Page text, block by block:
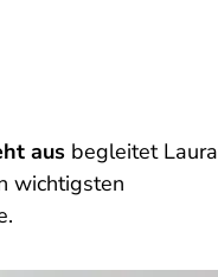
aus begleitet Laura
wichtigsten